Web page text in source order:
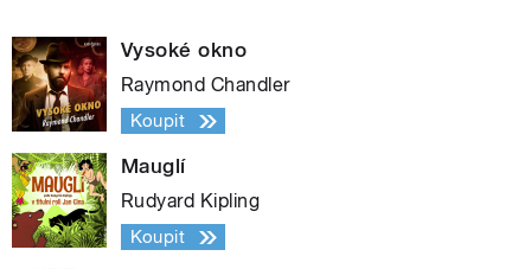
Vysoké okno
Raymond Chandler
Koupit
Mauglí
Rudyard Kipling
Koupit